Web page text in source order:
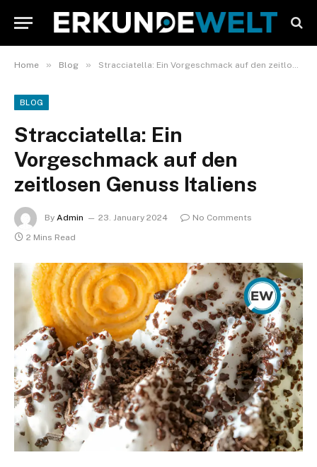
Home » Blog » Stracciatella: Ein Vorgeschmack auf den zeitlosen Genuss Italiens
BLOG
Stracciatella: Ein
Vorgeschmack auf den
zeitlosen Genuss Italiens
By Admin 23. January 2024
No Comments
2 Mins Read